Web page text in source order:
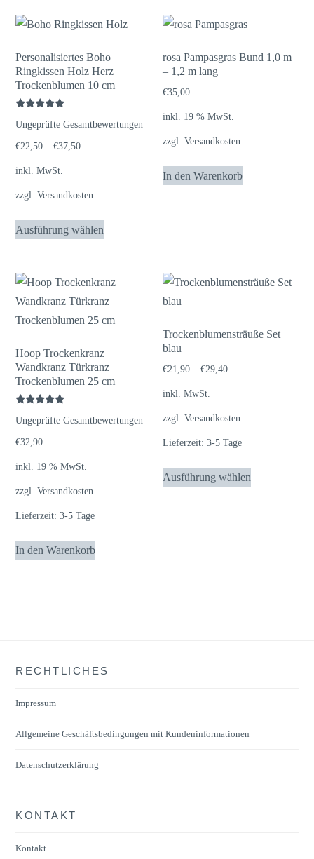
Personalisiertes Boho
Ringkissen Holz Herz
Trockenblumen 10 cm
mit
von 5
Ungeprüfte Gesamtbewertungen
€22,50 –€37,50
inkl. MwSt.
zzgl.Versandkosten
Ausführung wählen
Dieses
Produkt
Optionen
können
auf
Produktseite
rosa Pampasgras Bund 1,0 m
– 1,2 m lang
€35,00
inkl. 19 % MwSt.
zzgl.Versandkosten
In den Warenkorb
Hoop Trockenkranz
Wandkranz Türkranz
Trockenblumen 25 cm
mit
von 5
Ungeprüfte Gesamtbewertungen
€32,90
inkl. 19 % MwSt.
zzgl.Versandkosten
Lieferzeit:3-5 Tage
In den Warenkorb
Trockenblumensträuße Set
blau
€21,90 –€29,40
inkl. MwSt.
zzgl.Versandkosten
Lieferzeit:3-5 Tage
Ausführung wählen
Dieses
Produkt
RECHTLICHES
Impressum
Allgemeine Geschäftsbedingungen mit Kundeninformationen
Datenschutzerklärung
KONTAKT
Kontakt